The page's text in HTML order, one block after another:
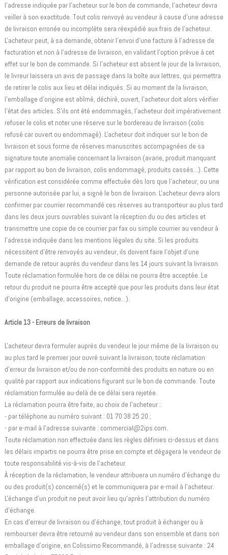
l'adresse indiquée par l'acheteur sur le bon de commande, l'acheteur devra
veiller à son exactitude. Tout colis renvoyé au vendeur à cause d'une adresse
de livraison erronée ou incomplète sera réexpédié aux frais de l'acheteur.
L'acheteur peut, à sa demande, obtenir l'envoi d'une facture à l'adresse de
facturation et non à l'adresse de livraison, en validant l'option prévue à cet
effet sur le bon de commande. Si l'acheteur est absent le jour de la livraison,
le livreur laissera un avis de passage dans la boîte aux lettres, qui permettra
de retirer le colis aux lieu et délai indiqués. Si au moment de la livraison,
l'emballage d'origine est abîmé, déchiré, ouvert, l'acheteur doit alors vérifier
l'état des articles. S'ils ont été endommagés, l'acheteur doit impérativement
refuser le colis et noter une réserve sur le bordereau de livraison (colis
refusé car ouvert ou endommagé). L'acheteur doit indiquer sur le bon de
livraison et sous forme de réserves manuscrites accompagnées de sa
signature toute anomalie concernant la livraison (avarie, produit manquant
par rapport au bon de livraison, colis endommagé, produits cassés...). Cette
vérification est considérée comme effectuée dès lors que l'acheteur, ou une
personne autorisée par lui, a signé le bon de livraison. L'acheteur devra alors
confirmer par courrier recommandé ces réserves au transporteur au plus tard
dans les deux jours ouvrables suivant la réception du ou des articles et
transmettre une copie de ce courrier par fax ou simple courrier au vendeur à
l'adresse indiquée dans les mentions légales du site. Si les produits
nécessitent d'être renvoyés au vendeur, ils doivent faire l'objet d'une
demande de retour auprès du vendeur dans les 14 jours suivant la livraison.
Toute réclamation formulée hors de ce délai ne pourra être acceptée. Le
retour du produit ne pourra être accepté que pour les produits dans leur état
d'origine (emballage, accessoires, notice...).
Article 13 - Erreurs de livraison
L'acheteur devra formuler auprès du vendeur le jour même de la livraison ou
au plus tard le premier jour ouvré suivant la livraison, toute réclamation
d'erreur de livraison et/ou de non-conformité des produits en nature ou en
qualité par rapport aux indications figurant sur le bon de commande. Toute
réclamation formulée au-delà de ce délai sera rejetée.
La réclamation pourra être faite, au choix de l'acheteur :
- par téléphone au numéro suivant : 01 70 38 25 20 ;
- par e-mail à l'adresse suivante : commercial@2ips.com.
Toute réclamation non effectuée dans les règles définies ci-dessus et dans
les délais impartis ne pourra être prise en compte et dégagera le vendeur de
toute responsabilité vis-à-vis de l'acheteur.
À réception de la réclamation, le vendeur attribuera un numéro d'échange du
ou des produit(s) concerné(s) et le communiquera par e-mail à l'acheteur.
L'échange d'un produit ne peut avoir lieu qu'après l'attribution du numéro
d'échange.
En cas d'erreur de livraison ou d'échange, tout produit à échanger ou à
rembourser devra être retourné au vendeur dans son ensemble et dans son
emballage d'origine, en Colissimo Recommandé, à l'adresse suivante : 24